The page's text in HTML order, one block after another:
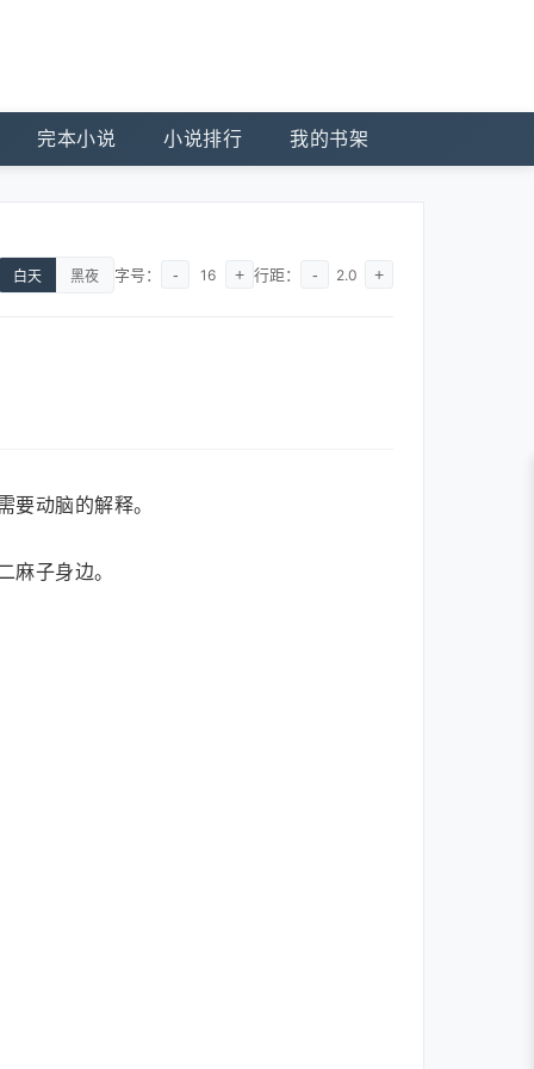
完本小说 小说排行 我的书架
白天 黑夜 字号： - 16 + 行距： - 2.0 +
动脑的解释。
子身边。